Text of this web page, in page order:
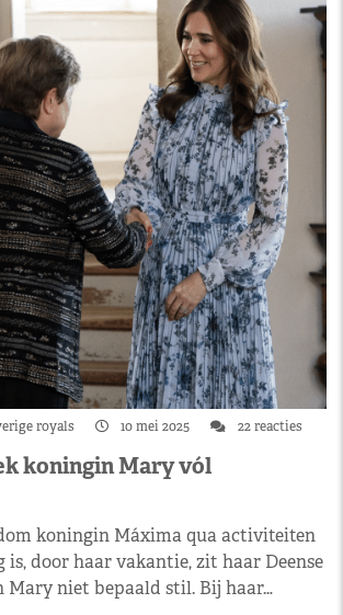
royals 10 mei 2025 22 reacties
koningin Mary vól
koningin Máxima qua activiteiten
is, door haar vakantie, zit haar Deense
Mary niet bepaald stil. Bij haar…